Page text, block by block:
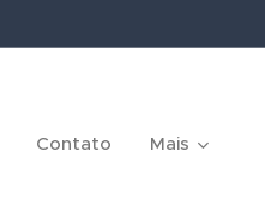
Contato Mais